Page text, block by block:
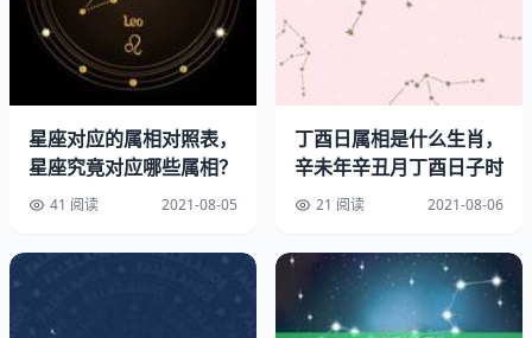
电视剧十二生肖小鱼儿化龙在多少集
十二生肖
导演:成龙
祖//李宗盛/陈柏霖/卢惠光/浅野长英//林鹏
类型:喜剧/动作/冒险
星座对应的属相对照表，
星座究竟对应哪些属相？
41 阅读 2021-08-05
丁酉日属相是什么生肖，
辛未年辛丑月丁酉日子时
21 阅读 2021-08-06